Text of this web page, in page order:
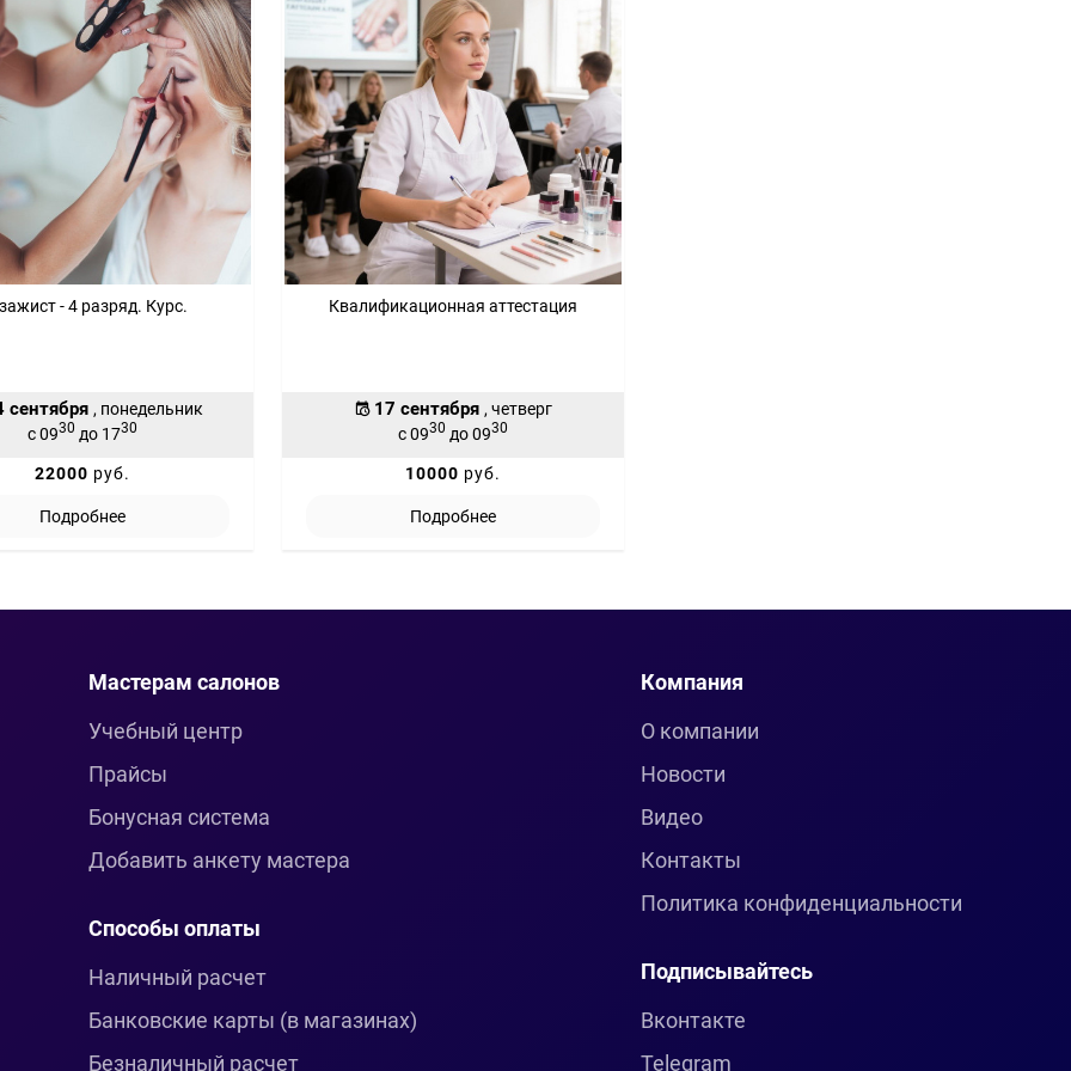
- 4 разряд. Курс.
сентября , понедельник
с 0930 до 1730
22000 руб.
Подробнее
Квалификационная аттестация
17 сентября , четверг
с 0930 до 0930
10000 руб.
Подробнее
Мастерам салонов
Учебный центр
Прайсы
Бонусная система
Добавить анкету мастера
Способы оплаты
Наличный расчет
Банковские карты (в магазинах)
Безналичный расчет
Компания
О компании
Новости
Видео
Контакты
Политика конфиденциальности
Подписывайтесь
Вконтакте
Telegram